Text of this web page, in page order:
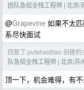
团队急招全栈工程师 | 北京/
@Grapevine 如果不太
系尽快面试
回复了 pufahaidilao 创建的
队急招全栈工程师 | 北京/苏
顶一下，机会难得，有